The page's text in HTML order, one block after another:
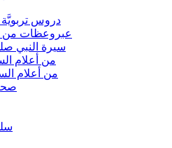
دروس تربويَّة
عبروعظات من
سيرة النبي
من أعلام
من أعلام